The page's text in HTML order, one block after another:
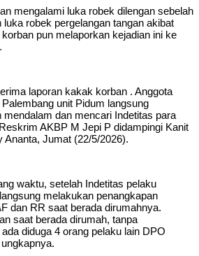
mengalami luka robek dilengan sebelah
robek pergelangan tangan akibat
pun melaporkan kejadian ini ke
laporan kakak korban . Anggota
unit Pidum langsung
dan mencari Indetitas para
AKBP M Jepi P didampingi Kanit
Ananta, Jumat (22/5/2026).
waktu, setelah Indetitas pelaku
melakukan penangkapan
dan RR saat berada dirumahnya.
saat berada dirumah, tanpa
diduga 4 orang pelaku lain DPO